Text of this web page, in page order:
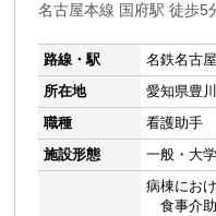
名古屋本線 国府駅 徒歩5
路線・駅
名鉄名古
所在地
愛知県豊
職種
看護助手
施設形態
一般・大
病棟にお
食事介